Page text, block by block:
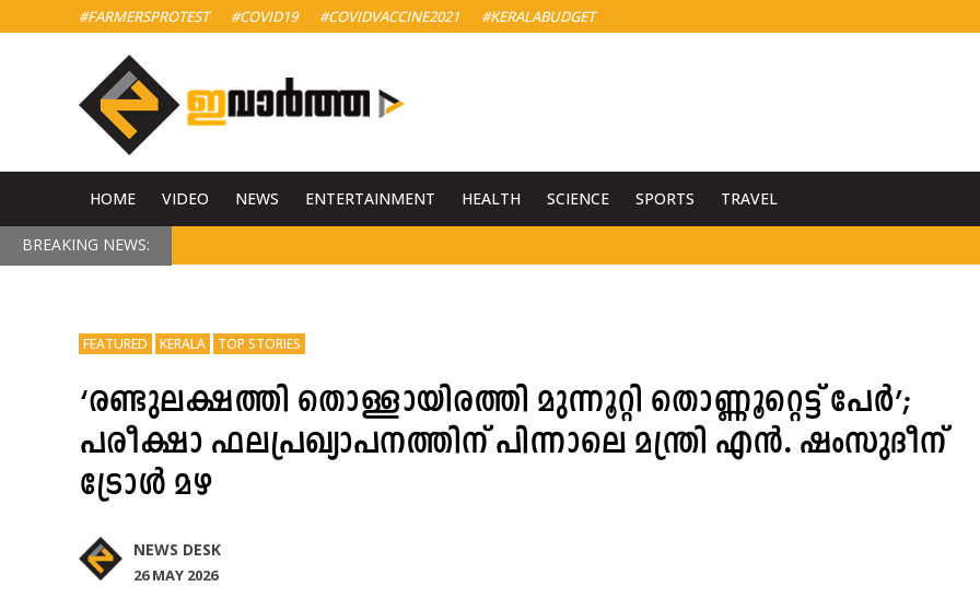
#FARMERSPROTEST #COVID19 #COVIDVACCINE2021 #KERALABUDGET
HOME VIDEO NEWS ENTERTAINMENT HEALTH SCIENCE SPORTS TRAVEL
BREAKING NEWS:
FEATURED KERALA TOP STORIES
‘രണ്ടുലക്ഷത്തി തൊള്ളായിരത്തി മുന്നൂറ്റി തൊണ്ണൂറ്റെട്ട് പേർ’;
പരീക്ഷാ ഫലപ്രഖ്യാപനത്തിന് പിന്നാലെ മന്ത്രി എൻ. ഷംസുദീന്
ട്രോൾ മഴ
NEWS DESK
26 MAY 2026